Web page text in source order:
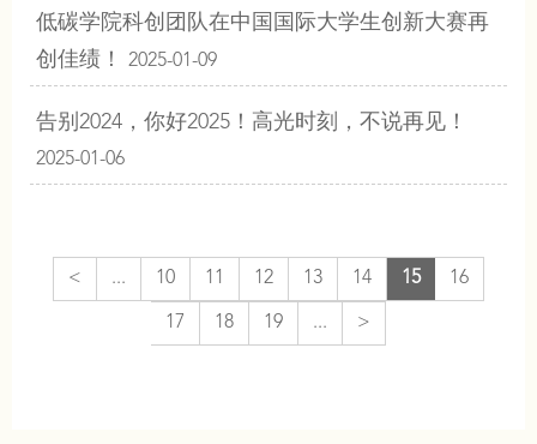
低碳学院科创团队在中国国际大学生创新大赛再
创佳绩！ 2025-01-09
告别2024，你好2025！高光时刻，不说再见！
2025-01-06
< ... 10 11 12 13 14 15 16
17 18 19 ... >